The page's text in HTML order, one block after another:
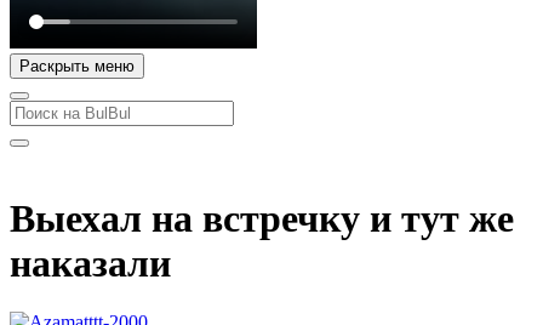
Раскрыть меню
Выехал на встречку и тут же
наказали